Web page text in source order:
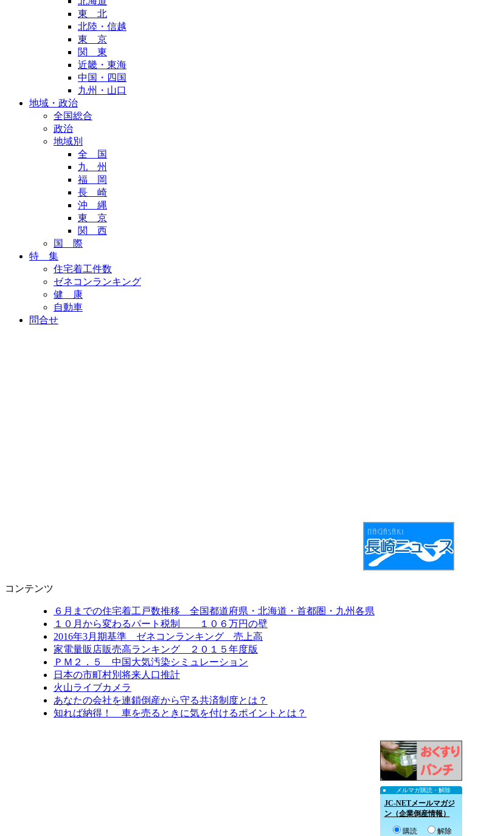
東 北
北陸・信越
東 京
関 東
近畿・東海
中国・四国
九州・山口
地域・政治
全国総合
政治
地域別
全 国
九 州
福 岡
長 崎
沖 縄
東 京
関 西
国 際
特 集
住宅着工件数
ゼネコンランキング
健 康
自動車
問合せ
コンテンツ
６月までの住宅着工戸数推移 全国都道府県・北海道・首都圏・九州各県
１０月から変わるパート税制 １０６万円の壁
2016年3月期基準 ゼネコンランキング 売上高
家電量販店販売高ランキング ２０１５年度版
ＰＭ２．５ 中国大気汚染シミュレーション
日本の市町村別将来人口推計
火山ライブカメラ
あなたの会社を連鎖倒産から守る共済制度とは？
知れば納得！ 車を売るときに気を付けるポイントとは？
メルマガ購読・解除
JC-NETメールマガジ
ン（企業倒産情報）
購読 解除